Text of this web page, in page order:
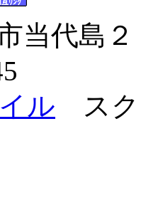
当代島
ル スク